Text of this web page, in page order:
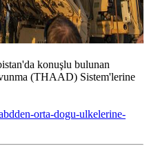
konuşlu bulunan
(THAAD) Sistem'lerine
orta-dogu-ulkelerine-